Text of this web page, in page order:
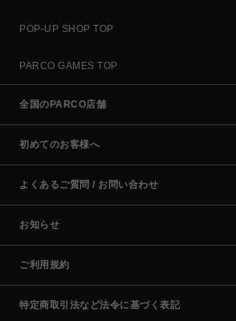
POP-UP SHOP TOP
PARCO GAMES TOP
全国のPARCO店舗
初めてのお客様へ
よくあるご質問 / お問い合わせ
お知らせ
ご利用規約
特定商取引法など法令に基づく表記